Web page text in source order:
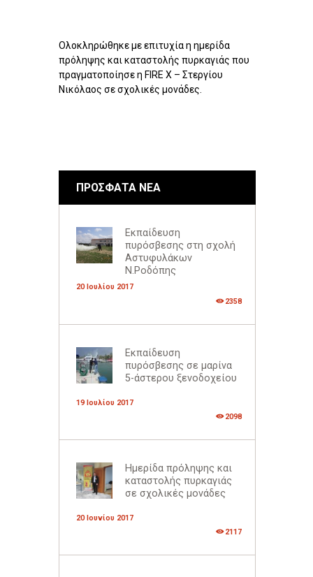
Ολοκληρώθηκε με επιτυχία η ημερίδα
πρόληψης και καταστολής πυρκαγιάς που
πραγματοποίησε η FIRE X – Στεργίου
Νικόλαος σε σχολικές μονάδες.
ΠΡΟΣΦΑΤΑ ΝΕΑ
Εκπαίδευση
πυρόσβεσης στη σχολή
Αστυφυλάκων
Ν.Ροδόπης
20 Ιουλίου 2017
2358
Εκπαίδευση
πυρόσβεσης σε μαρίνα
5-άστερου ξενοδοχείου
19 Ιουλίου 2017
2098
Ημερίδα πρόληψης και
καταστολής πυρκαγιάς
σε σχολικές μονάδες
20 Ιουνίου 2017
2117